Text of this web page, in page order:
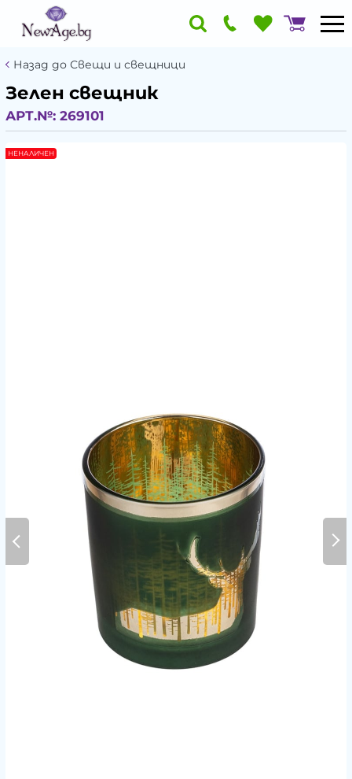
Назад до Свещи и свещници
Зелен свещник
АРТ.№: 269101
НЕНАЛИЧЕН